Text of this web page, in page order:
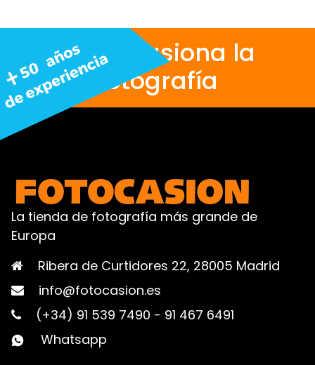
Nos apasiona la
fotografía
La tienda de fotografía más grande de
Europa
Ribera de Curtidores 22, 28005 Madrid
info@fotocasion.es
(+34) 91 539 7490 - 91 467 6491
Whatsapp